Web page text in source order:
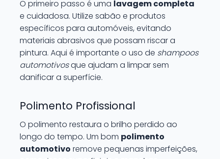
O primeiro passo é uma lavagem completa
e cuidadosa. Utilize sabão e produtos
específicos para automóveis, evitando
materiais abrasivos que possam riscar a
pintura. Aqui é importante o uso de shampoos
automotivosque ajudam a limpar sem
danificar a superfície.
Polimento Profissional
O polimento restaura o brilho perdido ao
longo do tempo. Um bom polimento
automotivo remove pequenas imperfeições,